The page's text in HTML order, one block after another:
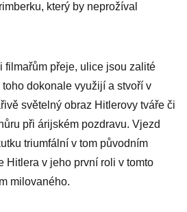
který by neprožíval
filmařům přeje, ulice jsou zalité
dokonale využijí a stvoří v
světelný obraz Hitlerovy tváře či
při árijském pozdravu. Vjezd
triumfální v tom původním
Hitlera v jeho první roli v tomto
milovaného.